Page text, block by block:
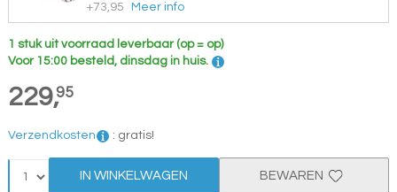
+73,95
Meer info
1 stuk uit voorraad leverbaar (op = op)
Voor 15:00 besteld, dinsdag in huis.
229,95
Verzendkosten : gratis!
IN WINKELWAGEN BEWAREN